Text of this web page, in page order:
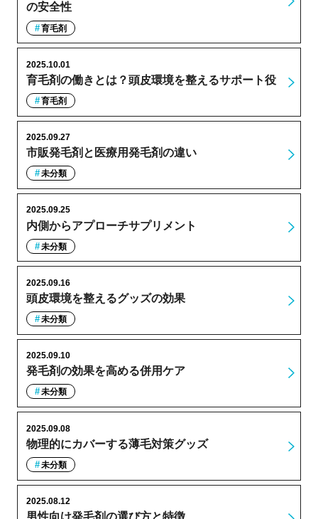
の安全性
育毛剤
育毛剤の働きとは？頭皮環境を整えるサポート役
2025.10.01
育毛剤
市販発毛剤と医療用発毛剤の違い
2025.09.27
未分類
内側からアプローチサプリメント
2025.09.25
未分類
頭皮環境を整えるグッズの効果
2025.09.16
未分類
発毛剤の効果を高める併用ケア
2025.09.10
未分類
物理的にカバーする薄毛対策グッズ
2025.09.08
未分類
男性向け発毛剤の選び方と特徴
2025.08.12